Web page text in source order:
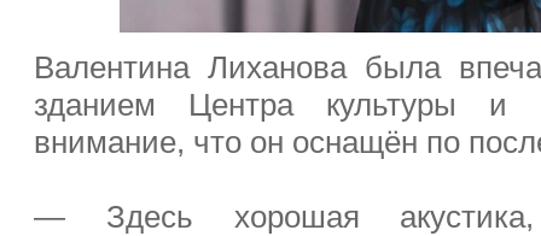
Валентина Лихановабыла
зданием Центра культуры и
внимание, что он оснащён по
— Здесь хорошая